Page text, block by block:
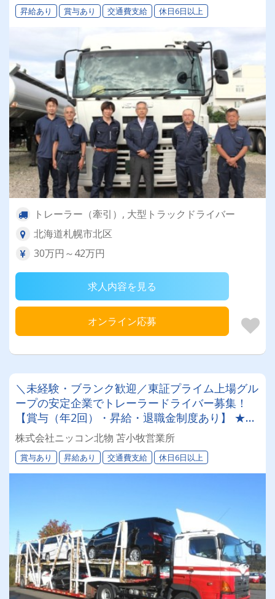
昇給あり 賞与あり 交通費支給 休日6日以上
トレーラー（牽引）, 大型トラックドライバー
北海道札幌市北区
30万円～42万円
求人内容を見る
オンライン応募
＼未経験・ブランク歓迎／東証プライム上場グル
ープの安定企業でトレーラードライバー募集！
【賞与（年2回）・昇給・退職金制度あり】 ★一
人一台の専属車両★無事故等で月給24,000円UP
のチャンス◎★資格取得支援制度★希望休＆育休
実績あり！女性ドライバーも活躍中の働きやすい
職場です♪
株式会社ニッコン北物 苫小牧営業所
賞与あり 昇給あり 交通費支給 休日6日以上